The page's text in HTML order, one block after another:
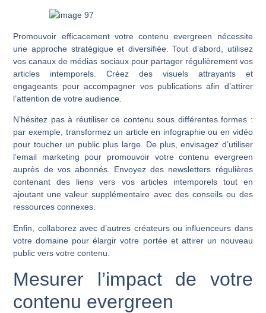
Promouvoir efficacement votre contenu evergreen nécessite
une approche stratégique et diversifiée. Tout d’abord, utilisez
vos canaux de médias sociaux pour partager régulièrement vos
articles intemporels. Créez des visuels attrayants et
engageants pour accompagner vos publications afin d’attirer
l’attention de votre audience.
N’hésitez pas à réutiliser ce contenu sous différentes formes :
par exemple, transformez un article en infographie ou en vidéo
pour toucher un public plus large. De plus, envisagez d’utiliser
l’email marketing pour promouvoir votre contenu evergreen
auprès de vos abonnés. Envoyez des newsletters régulières
contenant des liens vers vos articles intemporels tout en
ajoutant une valeur supplémentaire avec des conseils ou des
ressources connexes.
Enfin, collaborez avec d’autres créateurs ou influenceurs dans
votre domaine pour élargir votre portée et attirer un nouveau
public vers votre contenu.
Mesurer l’impact de votre
contenu evergreen